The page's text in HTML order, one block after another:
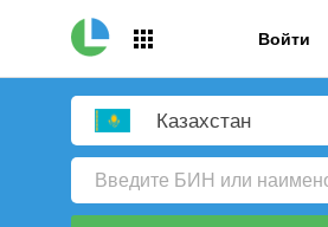
Войти
Казахстан